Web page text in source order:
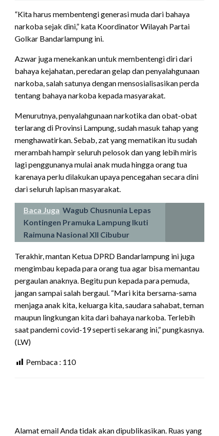
“Kita harus membentengi generasi muda dari bahaya
narkoba sejak dini,” kata Koordinator Wilayah Partai
Golkar Bandarlampung ini.
Azwar juga menekankan untuk membentengi diri dari
bahaya kejahatan, peredaran gelap dan penyalahgunaan
narkoba, salah satunya dengan mensosialisasikan perda
tentang bahaya narkoba kepada masyarakat.
Menurutnya, penyalahgunaan narkotika dan obat-obat
terlarang di Provinsi Lampung, sudah masuk tahap yang
menghawatirkan. Sebab, zat yang mematikan itu sudah
merambah hampir seluruh pelosok dan yang lebih miris
lagi penggunanya mulai anak muda hingga orang tua
karenaya perlu dilakukan upaya pencegahan secara dini
dari seluruh lapisan masyarakat.
Baca Juga Wagub Chusnunia Lepas
Kontingen Pramuka Lampung Ikuti
Raimuna Nasional XII Cibubur
Terakhir, mantan Ketua DPRD Bandarlampung ini juga
mengimbau kepada para orang tua agar bisa memantau
pergaulan anaknya. Begitu pun kepada para pemuda,
jangan sampai salah bergaul. “Mari kita bersama-sama
menjaga anak kita, keluarga kita, saudara sahabat, teman
maupun lingkungan kita dari bahaya narkoba. Terlebih
saat pandemi covid-19 seperti sekarang ini,” pungkasnya.
(LW)
Pembaca : 110
Alamat email Anda tidak akan dipublikasikan. Ruas yang